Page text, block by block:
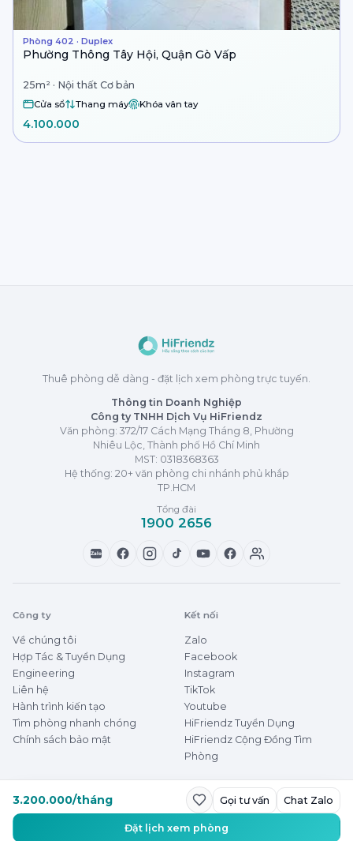
3.200.000/tháng Gọi tư vấn Chat Zalo
Đặt lịch xem phòng
Phòng 402 · Duplex
Phường Thông Tây Hội, Quận Gò Vấp
25m² · Nội thất Cơ bản
Cửa sổ Thang máy Khóa vân tay
4.100.000
Thuê phòng dễ dàng - đặt lịch xem phòng trực tuyến.
Thông tin Doanh Nghiệp
Công ty TNHH Dịch Vụ HiFriendz
Văn phòng: 372/17 Cách Mạng Tháng 8, Phường
Nhiêu Lộc, Thành phố Hồ Chí Minh
MST: 0318368363
Hệ thống: 20+ văn phòng chi nhánh phủ khắp
TP.HCM
Tổng đài
1900 2656
Zalo
Công ty
Về chúng tôi
Hợp Tác & Tuyển Dụng
Engineering
Liên hệ
Hành trình kiến tạo
Tìm phòng nhanh chóng
Chính sách bảo mật
Kết nối
Zalo
Facebook
Instagram
TikTok
Youtube
HiFriendz Tuyển Dụng
HiFriendz Cộng Đồng Tìm
Phòng
© 2026 HiFriendz
Thuê phòng dễ dàng